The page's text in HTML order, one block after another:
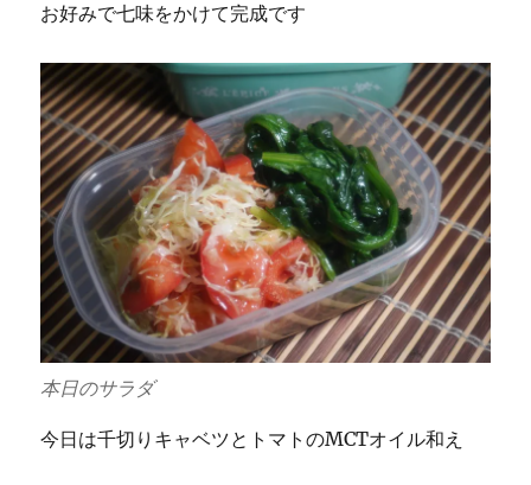
お好みで七味をかけて完成です
本日のサラダ
今日は千切りキャベツとトマトのMCTオイル和え